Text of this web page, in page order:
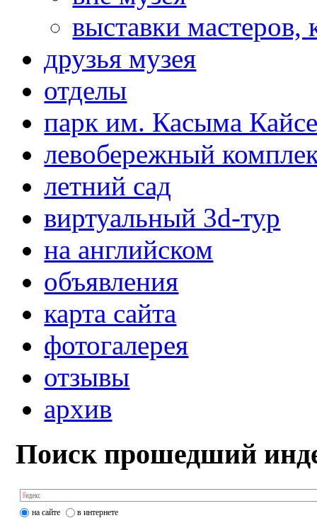
выставки мастеров,
друзья музея
отделы
парк им. Касыма
левобережный
летний сад
виртуальный 3d-тур
на английском
объявления
карта сайта
фотогалерея
отзывы
архив
Поиск прошедший
на сайте в интернете